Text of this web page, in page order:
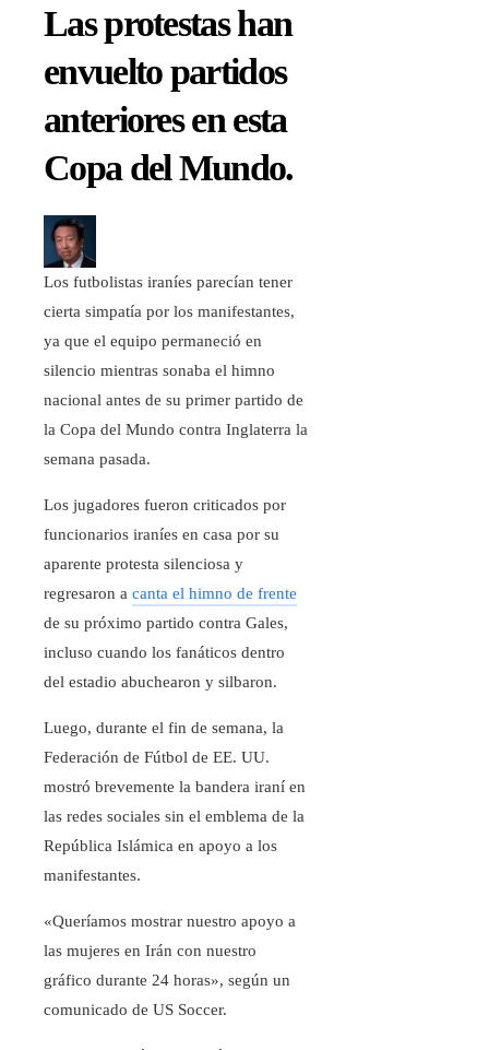
Las protestas han
envuelto partidos
anteriores en esta
Copa del Mundo.
Los futbolistas iraníes parecían tener
cierta simpatía por los manifestantes,
ya que el equipo permaneció en
silencio mientras sonaba el himno
nacional antes de su primer partido de
la Copa del Mundo contra Inglaterra la
semana pasada.
Los jugadores fueron criticados por
funcionarios iraníes en casa por su
aparente protesta silenciosa y
regresaron a canta el himno de frente
de su próximo partido contra Gales,
incluso cuando los fanáticos dentro
del estadio abuchearon y silbaron.
Luego, durante el fin de semana, la
Federación de Fútbol de EE. UU.
mostró brevemente la bandera iraní en
las redes sociales sin el emblema de la
República Islámica en apoyo a los
manifestantes.
«Queríamos mostrar nuestro apoyo a
las mujeres en Irán con nuestro
gráfico durante 24 horas», según un
comunicado de US Soccer.